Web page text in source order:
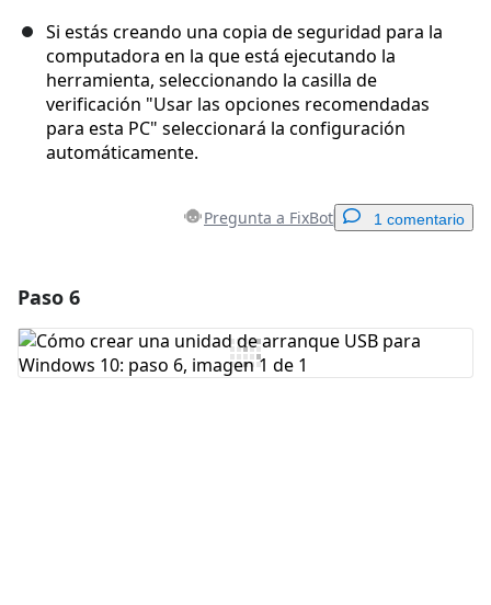
Si estás creando una copia de seguridad para la
computadora en la que está ejecutando la
herramienta, seleccionando la casilla de
verificación "Usar las opciones recomendadas
para esta PC" seleccionará la configuración
automáticamente.
Pregunta a FixBot 1 comentario
Agregar Comentario
Paso 6